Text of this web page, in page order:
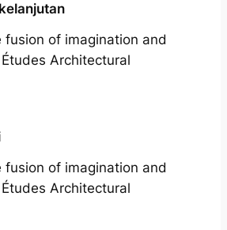
fusion of imagination and
Architectural
fusion of imagination and
Architectural